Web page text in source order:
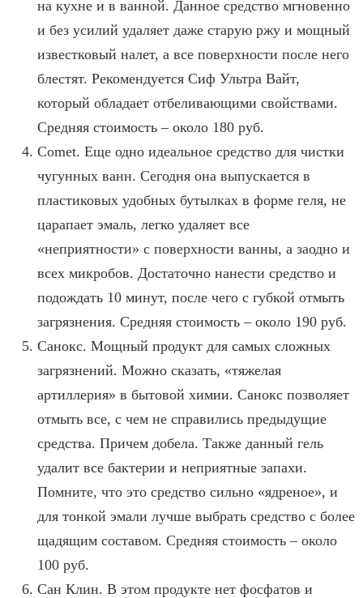
на кухне и в ванной. Данное средство мгновенно
и без усилий удаляет даже старую ржу и мощный
известковый налет, а все поверхности после него
блестят. Рекомендуется Сиф Ультра Вайт,
который обладает отбеливающими свойствами.
Средняя стоимость – около 180 руб.
Comet. Еще одно идеальное средство для чистки
чугунных ванн. Сегодня она выпускается в
пластиковых удобных бутылках в форме геля, не
царапает эмаль, легко удаляет все
«неприятности» с поверхности ванны, а заодно и
всех микробов. Достаточно нанести средство и
подождать 10 минут, после чего с губкой отмыть
загрязнения. Средняя стоимость – около 190 руб.
Санокс. Мощный продукт для самых сложных
загрязнений. Можно сказать, «тяжелая
артиллерия» в бытовой химии. Санокс позволяет
отмыть все, с чем не справились предыдущие
средства. Причем добела. Также данный гель
удалит все бактерии и неприятные запахи.
Помните, что это средство сильно «ядреное», и
для тонкой эмали лучше выбрать средство с более
щадящим составом. Средняя стоимость – около
100 руб.
Сан Клин. В этом продукте нет фосфатов и